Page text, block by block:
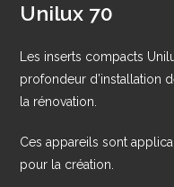
Unilux 70
Les inserts compacts
profondeur d’installation
la rénovation.
Ces appareils sont
pour la création.